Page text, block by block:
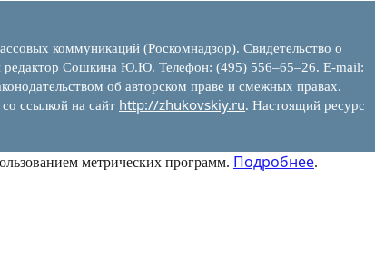
коммуникаций (Роскомнадзор). Свидетельство о
редактор Сошкина Ю.Ю. Телефон: (495) 556–65–26. E‑mail:
об авторском праве и смежных правах.
ссылкой на сайт http://zhukovskiy.ru. Настоящий ресурс
метрических программ. Подробнее.